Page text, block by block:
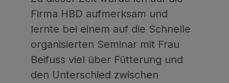
Firma HBD aufmerksam und
lernte bei einem auf die Schnelle
organisierten Seminar mit Frau
Beifuss viel über Fütterung und
den Unterschied zwischen